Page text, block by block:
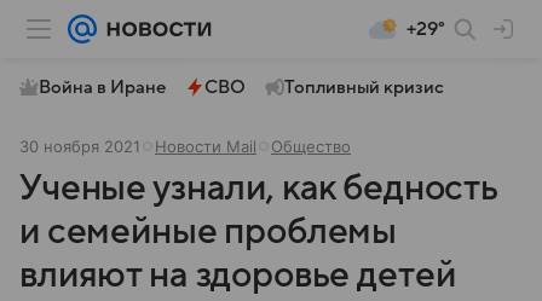
+29°
Война в Иране СВО Топливный кризис
30 ноября 2021 Новости Mail Общество
Ученые узнали, как бедность
и семейные проблемы
влияют на здоровье детей